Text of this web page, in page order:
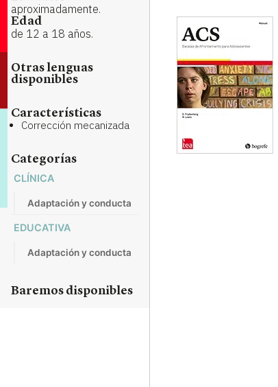
aproximadamente.
Edad
de 12 a 18 años.
Otras lenguas
disponibles
Características
Corrección mecanizada
Categorías
CLÍNICA
Adaptación y conducta
EDUCATIVA
Adaptación y conducta
Baremos disponibles